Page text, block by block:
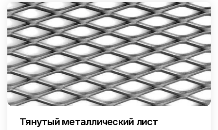
Тянутый металлический лист